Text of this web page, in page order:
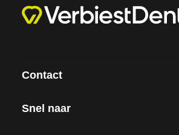
Contact
Snel naar